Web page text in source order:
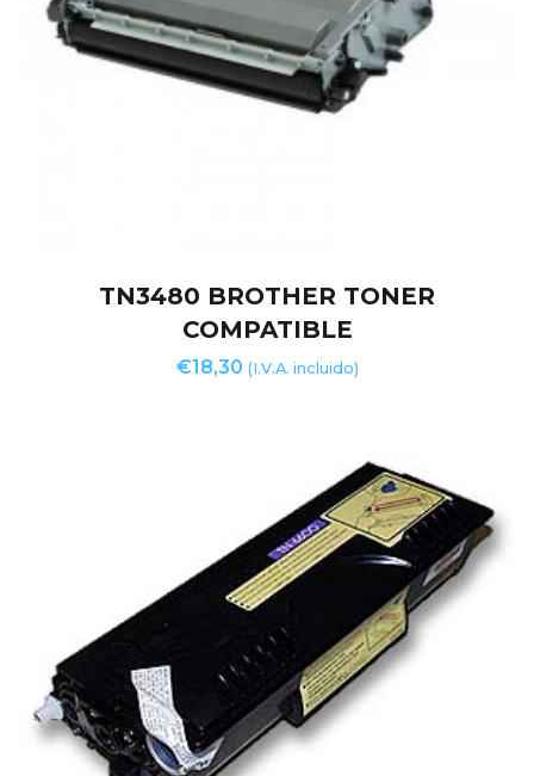
TN3480 BROTHER TONER
COMPATIBLE
€18,30 (I.V.A. incluido)